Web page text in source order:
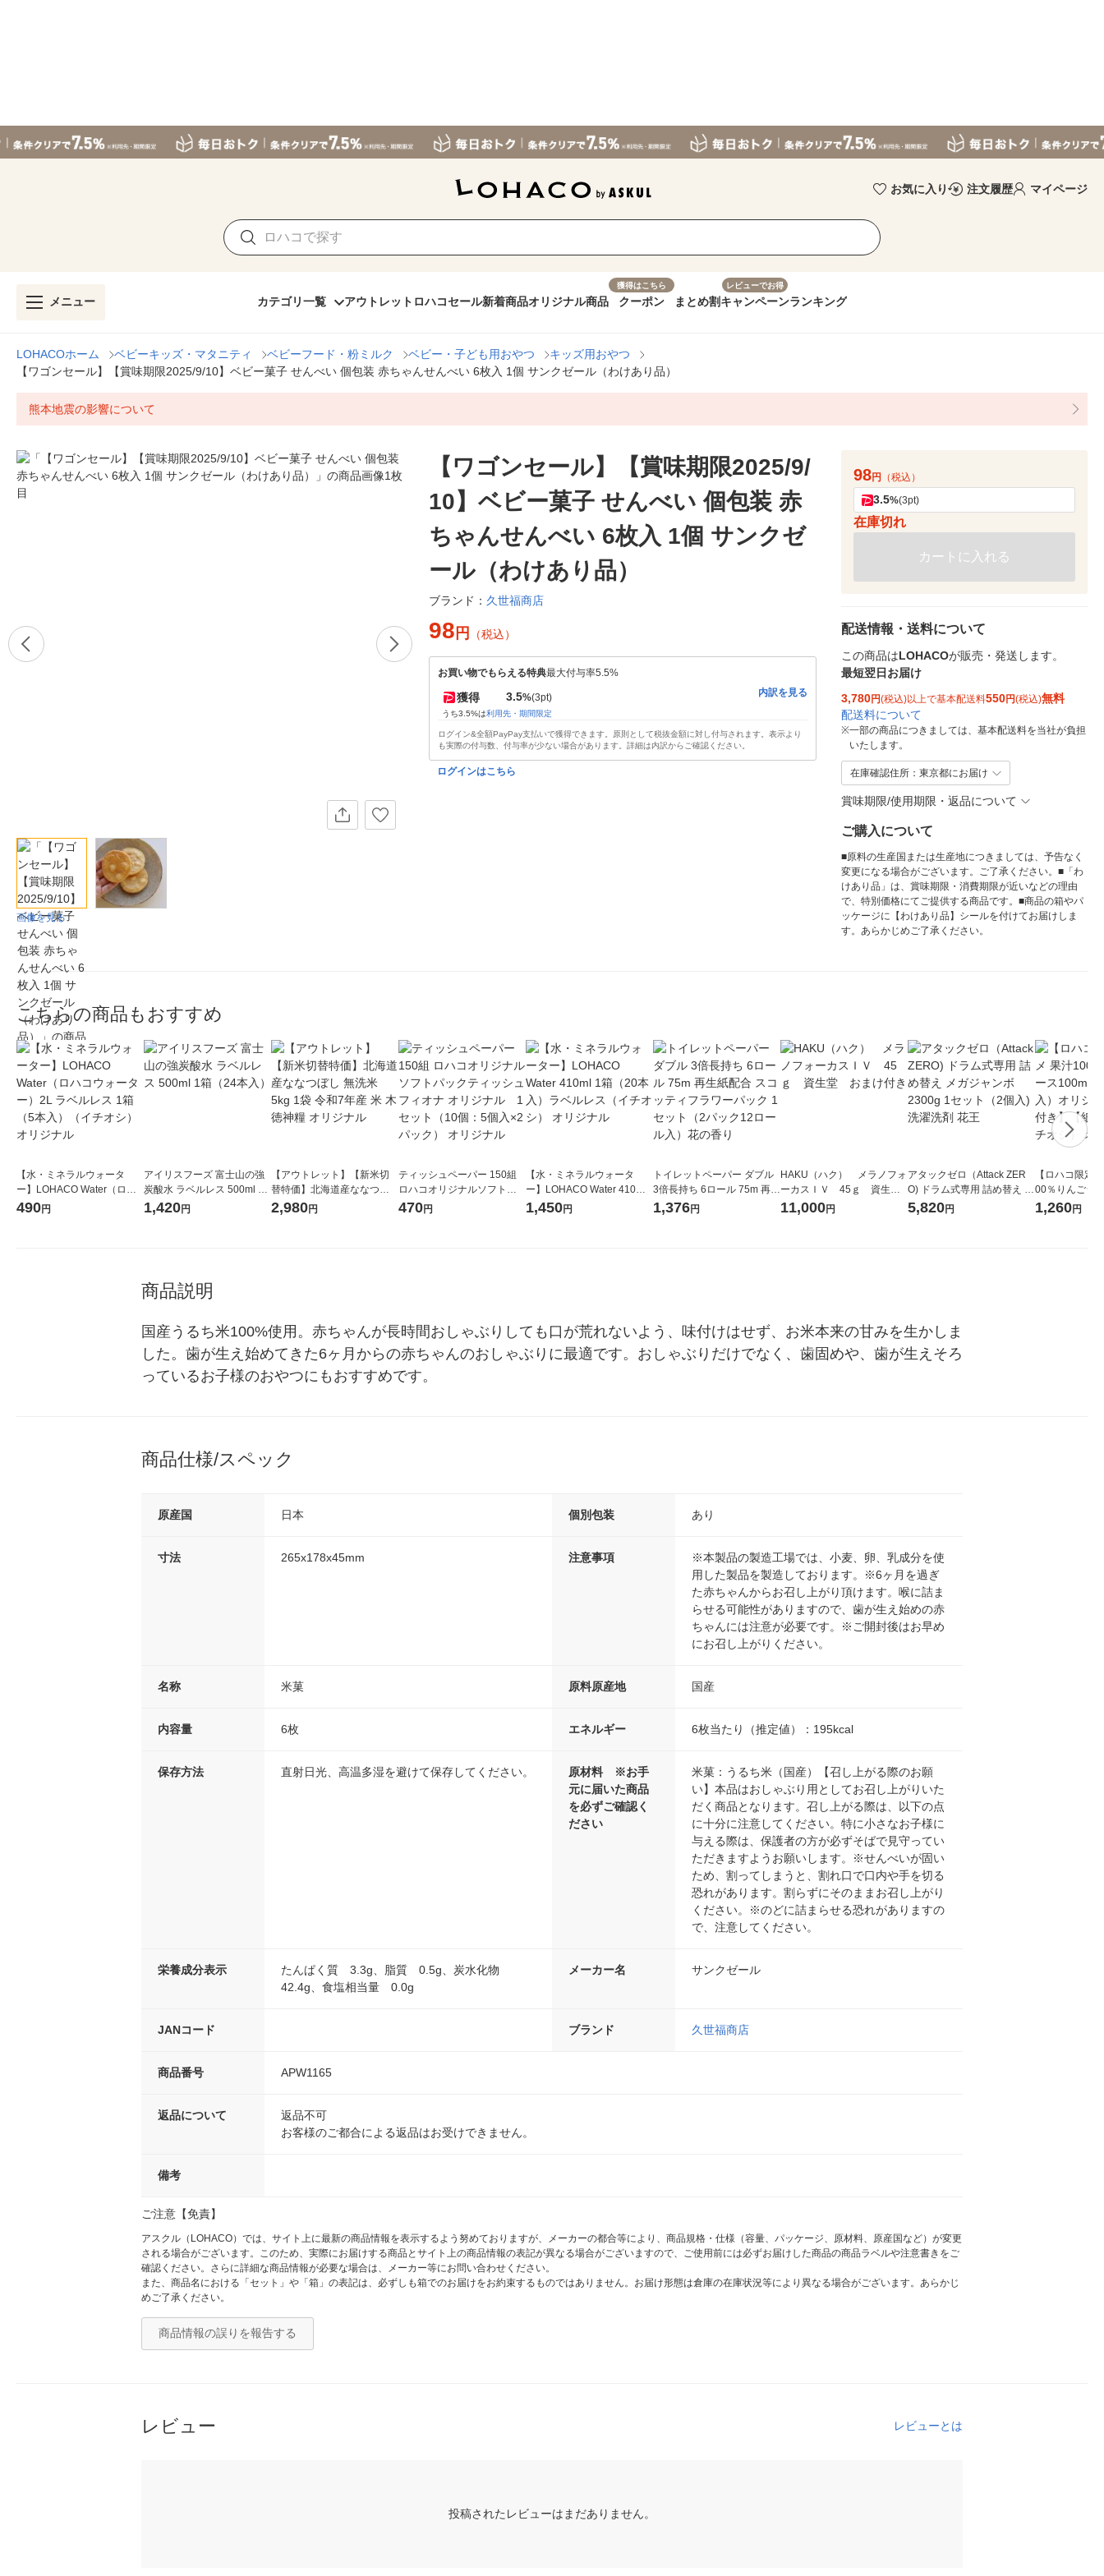
お気に入り 注文履歴 マイページ
メニュー カテゴリ一覧 アウトレット ロハコセール新着商品オリジナル商品
獲得はこちら
クーポン まとめ割
レビューでお得
キャンペーンランキング
LOHACOホーム ベビーキッズ・マタニティ ベビーフード・粉ミルク ベビー・子ども用おやつ
キッズ用おやつ
【ワゴンセール】【賞味期限2025/9/10】ベビー菓子 せんべい 個包装 赤ちゃんせんべい 6枚入 1個 サンクゼール（わけあり品）
熊本地震の影響について
画像を見る
【ワゴンセール】【賞味期限2025/9/
10】ベビー菓子 せんべい 個包装 赤
ちゃんせんべい 6枚入 1個 サンクゼ
ール（わけあり品）
ブランド： 久世福商店
98 円 （税込）
お買い物でもらえる特典最大付与率5.5%
獲得 3.5%(3pt)
うち3.5%は利用先・期間限定
内訳を見る
ログイン&全額PayPay支払いで獲得できます。原則として税抜金額に対し付与されます。表示より
も実際の付与数、付与率が少ない場合があります。詳細は内訳からご確認ください。
ログインはこちら
98円 （税込）
3.5%(3pt)
在庫切れ
カートに入れる
配送情報・送料について
この商品はLOHACOが販売・発送します。
最短翌日お届け
3,780円(税込)以上で基本配送料550円(税込)無料
配送料について
※一部の商品につきましては、基本配送料を当社が負担
いたします。
在庫確認住所：東京都にお届け
賞味期限/使用期限・返品について
ご購入について
■原料の生産国または生産地につきましては、予告なく
変更になる場合がございます。ご了承ください。■「わ
けあり品」は、賞味期限・消費期限が近いなどの理由
で、特別価格にてご提供する商品です。■商品の箱やパ
ッケージに【わけあり品】シールを付けてお届けしま
す。あらかじめご了承ください。
こちらの商品もおすすめ
【水・ミネラルウォータ
ー】LOHACO Water（ロハ
コウォーター）2L ラベルレ
490円
アイリスフーズ 富士山の強
炭酸水 ラベルレス 500ml 1
箱（24本入）
1,420円
【アウトレット】【新米切
替特価】北海道産ななつぼ
し 無洗米 5kg 1袋 令和7年産
2,980円
ティッシュペーパー 150組
ロハコオリジナルソフトパ
ックティッシュ フィオナ オ
470円
【水・ミネラルウォータ
ー】LOHACO Water 410ml
1箱（20本入）ラベルレス
1,450円
トイレットペーパー ダブル
3倍長持ち 6ロール 75m 再生
紙配合 スコッティフラワー
1,376円
HAKU（ハク） メラノフォ
ーカスＩＶ 45ｇ 資生
堂 おまけ付き
11,000円
アタックゼロ（Attack ZER
O) ドラム式専用 詰め替え メ
ガジャンボ 2300g 1セット
5,820円
【ロハコ限定
00％りんごジ
箱（18本入）
1,260円
商品説明
国産うるち米100%使用。赤ちゃんが長時間おしゃぶりしても口が荒れないよう、味付けはせず、お米本来の甘みを生かしま
した。歯が生え始めてきた6ヶ月からの赤ちゃんのおしゃぶりに最適です。おしゃぶりだけでなく、歯固めや、歯が生えそろ
っているお子様のおやつにもおすすめです。
商品仕様/スペック
原産国 日本 個別包装 あり
寸法 265x178x45mm 注意事項
※本製品の製造工場では、小麦、卵、乳成分を使
用した製品を製造しております。※6ヶ月を過ぎ
た赤ちゃんからお召し上がり頂けます。喉に詰ま
らせる可能性がありますので、歯が生え始めの赤
ちゃんには注意が必要です。※ご開封後はお早め
にお召し上がりください。
名称 米菓 原料原産地 国産
内容量 6枚 エネルギー 6枚当たり（推定値）：195kcal
保存方法 直射日光、高温多湿を避けて保存してください。
原材料 ※お手
元に届いた商品
を必ずご確認く
ださい
米菓：うるち米（国産）【召し上がる際のお願
い】本品はおしゃぶり用としてお召し上がりいた
だく商品となります。召し上がる際は、以下の点
に十分に注意してください。特に小さなお子様に
与える際は、保護者の方が必ずそばで見守ってい
ただきますようお願いします。※せんべいが固い
ため、割ってしまうと、割れ口で口内や手を切る
恐れがあります。割らずにそのままお召し上がり
ください。※のどに詰まらせる恐れがありますの
で、注意してください。
栄養成分表示
たんぱく質 3.3g、脂質 0.5g、炭水化物
42.4g、食塩相当量 0.0g
メーカー名 サンクゼール
JANコード ブランド 久世福商店
商品番号 APW1165
返品について
返品不可
お客様のご都合による返品はお受けできません。
備考
ご注意【免責】
アスクル（LOHACO）では、サイト上に最新の商品情報を表示するよう努めておりますが、メーカーの都合等により、商品規格・仕様（容量、パッケージ、原材料、原産国など）が変更
される場合がございます。このため、実際にお届けする商品とサイト上の商品情報の表記が異なる場合がございますので、ご使用前には必ずお届けした商品の商品ラベルや注意書きをご
確認ください。さらに詳細な商品情報が必要な場合は、メーカー等にお問い合わせください。
また、商品名における「セット」や「箱」の表記は、必ずしも箱でのお届けをお約束するものではありません。お届け形態は倉庫の在庫状況等により異なる場合がございます。あらかじ
めご了承ください。
商品情報の誤りを報告する
レビュー レビューとは
投稿されたレビューはまだありません。